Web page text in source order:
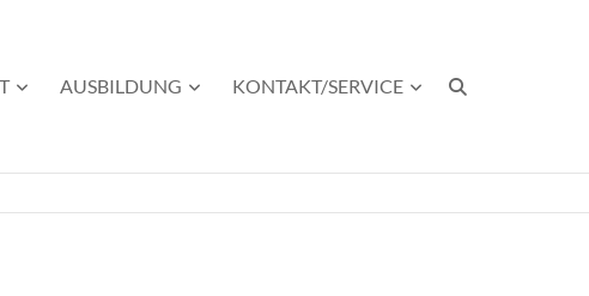
AUSBILDUNG KONTAKT/SERVICE